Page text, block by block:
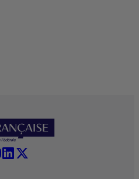
YouTube - La Française
LinkedIn - La Française